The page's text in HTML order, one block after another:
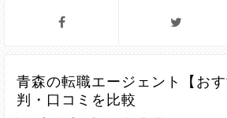
青森の転職エージェント【お
判・口コミを比較